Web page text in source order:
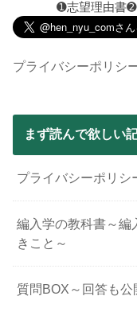
➊志望理由書
プライバシーポリシ
まず読んで欲しい
プライバシーポリシ
編入学の教科書～編
きこと～
質問BOX～回答も公